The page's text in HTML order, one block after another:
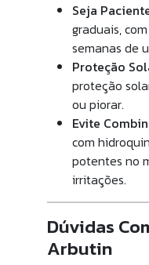
Seja
graduais,
semanas de
Proteção
proteção
ou piorar.
Evite
com
potentes no
irritações.
Dúvidas
Arbutin